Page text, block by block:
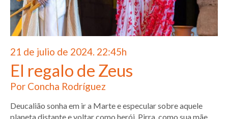
21 de julio de 2024. 22:45h
El regalo de Zeus
Por Concha Rodríguez
Deucalião sonha em ir a Marte e especular sobre aquele
planeta distante e voltar como herói. Pirra, como sua mãe